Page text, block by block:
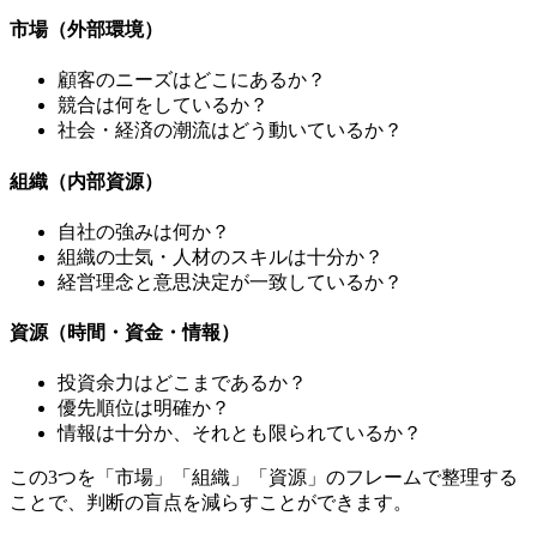
市場（外部環境）
顧客のニーズはどこにあるか？
競合は何をしているか？
社会・経済の潮流はどう動いているか？
組織（内部資源）
自社の強みは何か？
組織の士気・人材のスキルは十分か？
経営理念と意思決定が一致しているか？
資源（時間・資金・情報）
投資余力はどこまであるか？
優先順位は明確か？
情報は十分か、それとも限られているか？
この3つを「市場」「組織」「資源」のフレームで整理する
ことで、判断の盲点を減らすことができます。